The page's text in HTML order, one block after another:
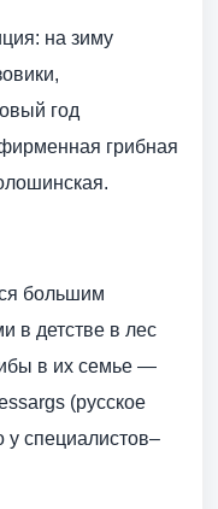
на зиму
год
грибная
большим
в детстве в лес
в их семье —
(русское
у специалистов–